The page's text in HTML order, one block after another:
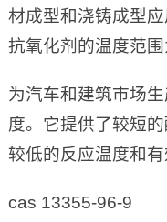
材成型和浇铸成型
抗氧化剂的温度范围
为汽车和建筑市场
度。它提供了较短
较低的反应温度和有
cas 13355-96-9